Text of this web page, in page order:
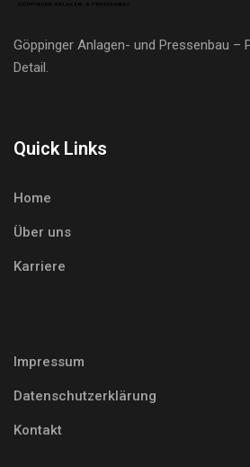
Göppinger Anlagen- und Pressenbau –
Detail.
Quick Links
Home
Über uns
Karriere
Impressum
Datenschutzerklärung
Kontakt